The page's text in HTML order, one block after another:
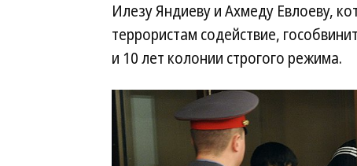
Илезу Яндиеву и Ахмеду Евлоеву,
террористам содействие,
и 10 лет колонии строгого режима.